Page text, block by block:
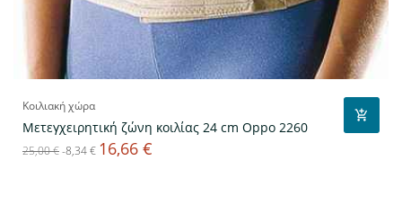
Κοιλιακή χώρα
Μετεγχειρητική ζώνη κοιλίας 24 cm Oppo 2260
Κανονική
25,00 €-8,34 € Τιμή
16,66 €